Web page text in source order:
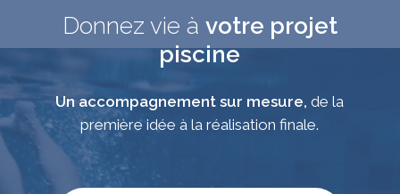
Donnez vie à votre projet
piscine
Un accompagnement sur mesure,de la
première idée à la réalisation finale.